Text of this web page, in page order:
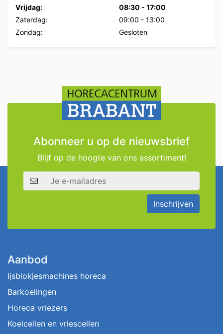
Vrijdag:
08:30 - 17:00
Zaterdag:
09:00 - 13:00
Zondag:
Gesloten
Abonneer u op de nieuwsbrief
Blijf op de hoogte van ons assortiment!
E-mailadres
Inschrijven
Aanbod
Ijsblokjesmachines horeca
Barkoelingen
Horeca vriezers
Koelcellen en vriescellen